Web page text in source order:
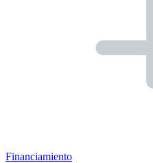
Financiamiento